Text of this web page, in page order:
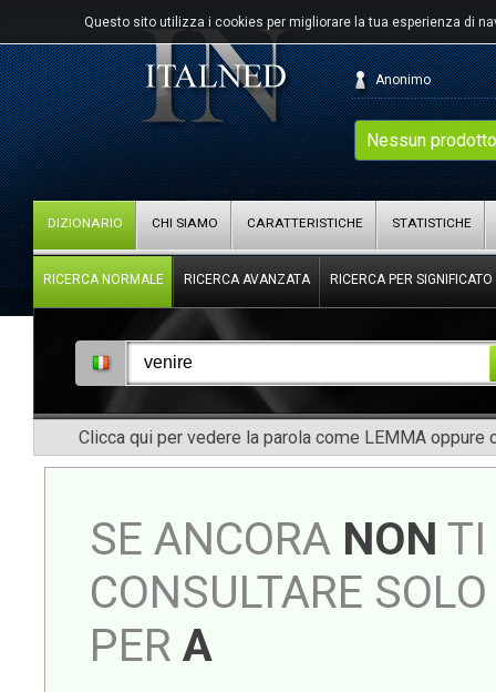
Questo sito utilizza i cookies per migliorare la tua esperienza di
Nessun
Anonimo
DIZIONARIO CHI SIAMO CARATTERISTICHE STATISTICHE
RICERCA NORMALE RICERCA AVANZATA RICERCA PER SIGNIFICATO
Clicca qui per vedere la parola come LEMMA oppure
SE ANCORA NON TI
CONSULTARE
PER A